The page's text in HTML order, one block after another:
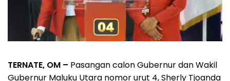
TERNATE, OM – Pasangan calon Gubernur dan Wakil
Gubernur Maluku Utara nomor urut 4, Sherly Tjoanda